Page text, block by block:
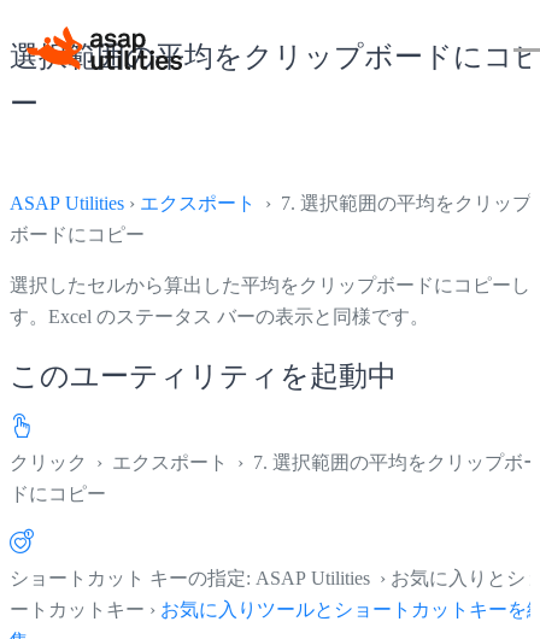
選択範囲の平均をクリップボードにコ
ー
ASAP Utilities › エクスポート
› 7. 選択範囲の平均をクリップ
ボードにコピー
選択したセルから算出した平均をクリップボードにコピーし
す。Excel のステータス バーの表示と同様です。
このユーティリティを起動中
クリック › エクスポート › 7. 選択範囲の平均をクリップボ
ドにコピー
ショートカット キーの指定: ASAP Utilities › お気に入りとシ
ートカットキー › お気に入りツールとショートカットキーを